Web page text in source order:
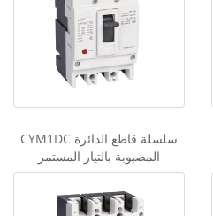
CYM1DC سلسلة قاطع الدائرة
المصبوبة بالتيار المستمر